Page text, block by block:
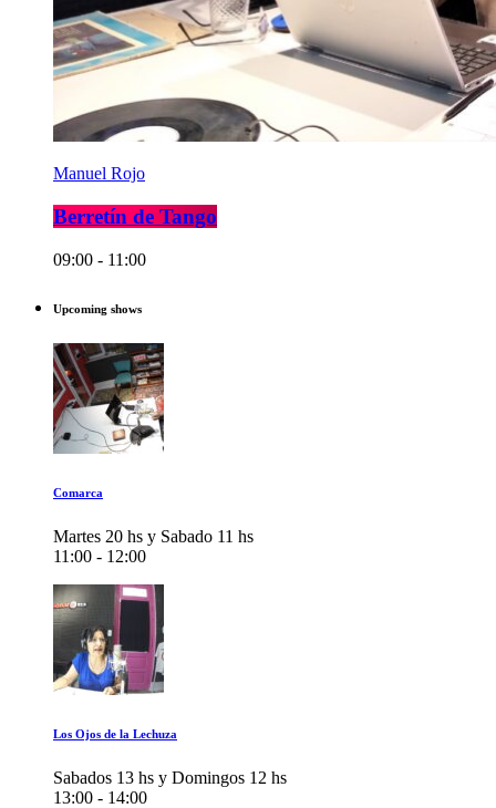
Manuel Rojo
Berretín de Tango
09:00 - 11:00
Upcoming shows
Comarca
Martes 20 hs y Sabado 11 hs
11:00 - 12:00
Los Ojos de la Lechuza
Sabados 13 hs y Domingos 12 hs
13:00 - 14:00